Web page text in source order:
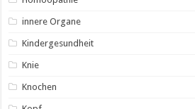
innere Organe
Kindergesundheit
Knie
Knochen